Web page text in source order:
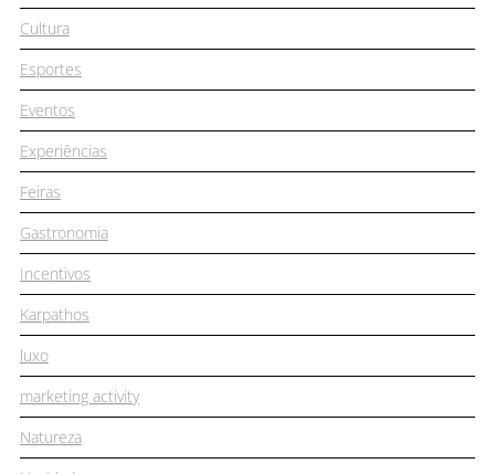
Cultura
Esportes
Eventos
Experiências
Feiras
Gastronomia
Incentivos
Karpathos
luxo
marketing activity
Natureza